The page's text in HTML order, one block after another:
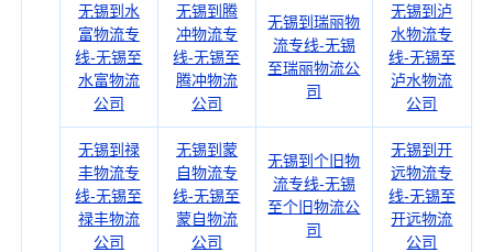
无锡到水
富物流专
线-无锡至
水富物流
公司
无锡到腾
冲物流专
线-无锡至
腾冲物流
公司
无锡到瑞丽物
流专线-无锡
至瑞丽物流公
司
无锡到泸
水物流专
线-无锡至
泸水物流
公司
无锡到禄
丰物流专
线-无锡至
禄丰物流
公司
无锡到蒙
自物流专
线-无锡至
蒙自物流
公司
无锡到个旧物
流专线-无锡
至个旧物流公
司
无锡到开
远物流专
线-无锡至
开远物流
公司